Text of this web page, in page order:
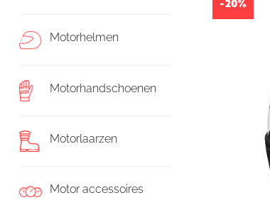
Motorhelmen
Motorhandschoenen
Motorlaarzen
Motor accessoires
-20%